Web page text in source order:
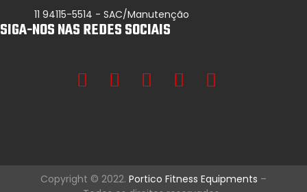
11 94115-5514 - SAC/Manutenção
SIGA-NOS NAS REDES SOCIAIS
Copyright © 2022. Portico Fitness Equipments –